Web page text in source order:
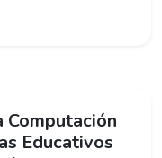
Computación
Educativos